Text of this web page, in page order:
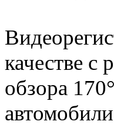
качестве
обзора